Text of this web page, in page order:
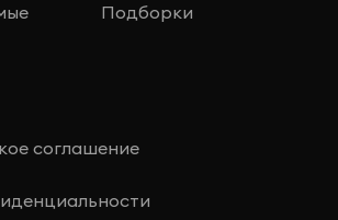
Подборки
соглашение